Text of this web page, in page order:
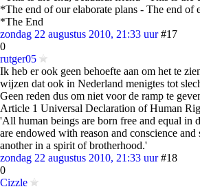
*The end of our elaborate plans - The end of
*The End
zondag 22 augustus 2010, 21:33 uur #17
0
rutger05
Ik heb er ook geen behoefte aan om het te
wijzen dat ook in Nederland menigtes tot
Geen reden dus om niet voor de ramp te
Article 1 Universal Declaration of Human
'All human beings are born free and equal in
are endowed with reason and conscience
another in a spirit of brotherhood.'
zondag 22 augustus 2010, 21:33 uur #18
0
Cizzle